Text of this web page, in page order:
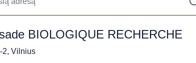
BIOLOGIQUE RECHERCHE
2, Vilnius